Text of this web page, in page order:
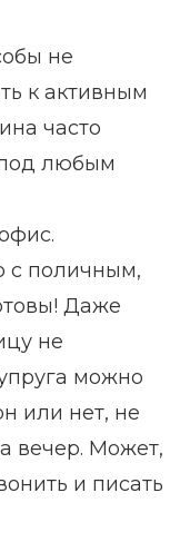
не
к активным
часто
любым
с поличным,
Даже
не
можно
или нет, не
вечер. Может,
и писать